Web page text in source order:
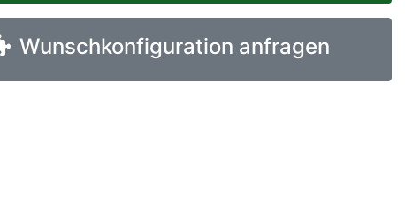
Wunschkonfiguration anfragen